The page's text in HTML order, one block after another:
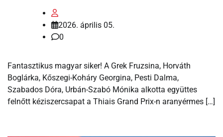
2026. április 05.
0
Fantasztikus magyar siker! A Grek Fruzsina, Horváth
Boglárka, Kőszegi-Koháry Georgina, Pesti Dalma,
Szabados Dóra, Urbán-Szabó Mónika alkotta együttes
felnőtt kéziszercsapat a Thiais Grand Prix-n aranyérmes […]